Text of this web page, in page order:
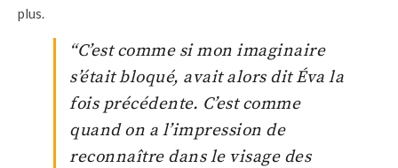
plus.
“C’est comme si mon imaginaire
s’était bloqué, avait alors dit Éva la
fois précédente. C’est comme
quand on a l’impression de
reconnaître dans le visage des